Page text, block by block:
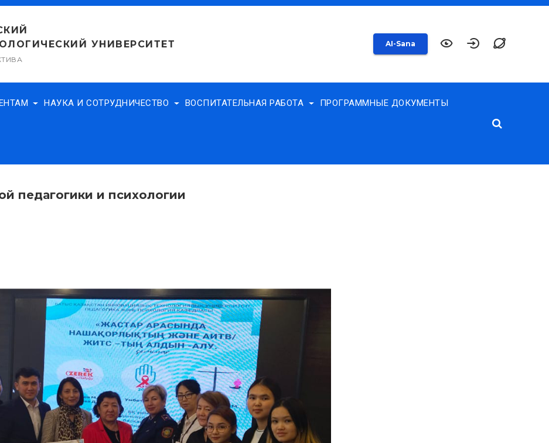
УНИВЕРСИТЕТ
AI-Sana
НАУКА И СОТРУДНИЧЕСТВО ВОСПИТАТЕЛЬНАЯ РАБОТА ПРОГРАММНЫЕ ДОКУМЕНТЫ
педагогики и психологии